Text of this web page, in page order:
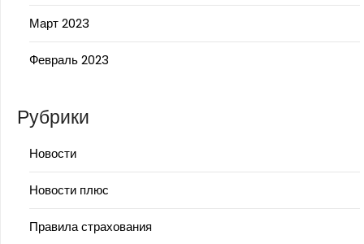
Март 2023
Февраль 2023
Рубрики
Новости
Новости плюс
Правила страхования